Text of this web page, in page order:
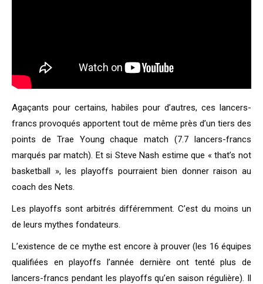
Agaçants pour certains, habiles pour d’autres, ces lancers-
francs provoqués apportent tout de même près d’un tiers des
points de Trae Young chaque match (7.7 lancers-francs
marqués par match). Et si Steve Nash estime que « that’s not
basketball », les playoffs pourraient bien donner raison au
coach des Nets.
Les playoffs sont arbitrés différemment. C’est du moins un
de leurs mythes fondateurs.
L’existence de ce mythe est encore à prouver (les 16 équipes
qualifiées en playoffs l’année dernière ont tenté plus de
lancers-francs pendant les playoffs qu’en saison régulière). Il